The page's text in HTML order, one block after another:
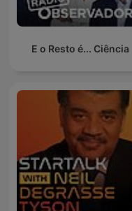
E o Resto é... Ciência